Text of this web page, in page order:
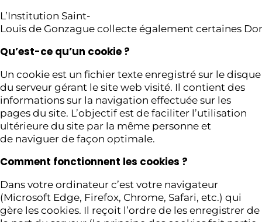
L’Institution Saint-
Louis de Gonzague collecte également certaines
Qu’est-ce qu’un cookie ?
Un cookie est un fichier texte enregistré sur le
du serveur gérant le site web visité. Il contient des
informations sur la navigation effectuée sur les
pages du site. L’objectif est de faciliter l’utilisation
ultérieure du site par la même personne et
de naviguer de façon optimale.
Comment fonctionnent les cookies ?
Dans votre ordinateur c’est votre navigateur
(Microsoft Edge, Firefox, Chrome, Safari, etc.) qui
gère les cookies. Il reçoit l’ordre de les enregistrer de